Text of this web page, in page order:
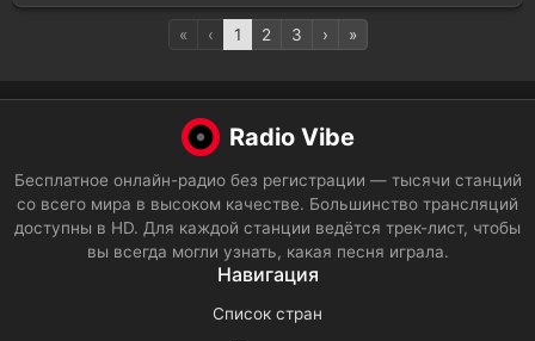
« ‹ 1 2 3 › »
Radio Vibe
Бесплатное онлайн-радио без регистрации — тысячи станций
со всего мира в высоком качестве. Большинство трансляций
доступны в HD. Для каждой станции ведётся трек-лист, чтобы
вы всегда могли узнать, какая песня играла.
Навигация
Список стран